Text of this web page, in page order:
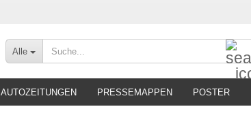
Alle
AUTOZEITUNGEN PRESSEMAPPEN POSTER